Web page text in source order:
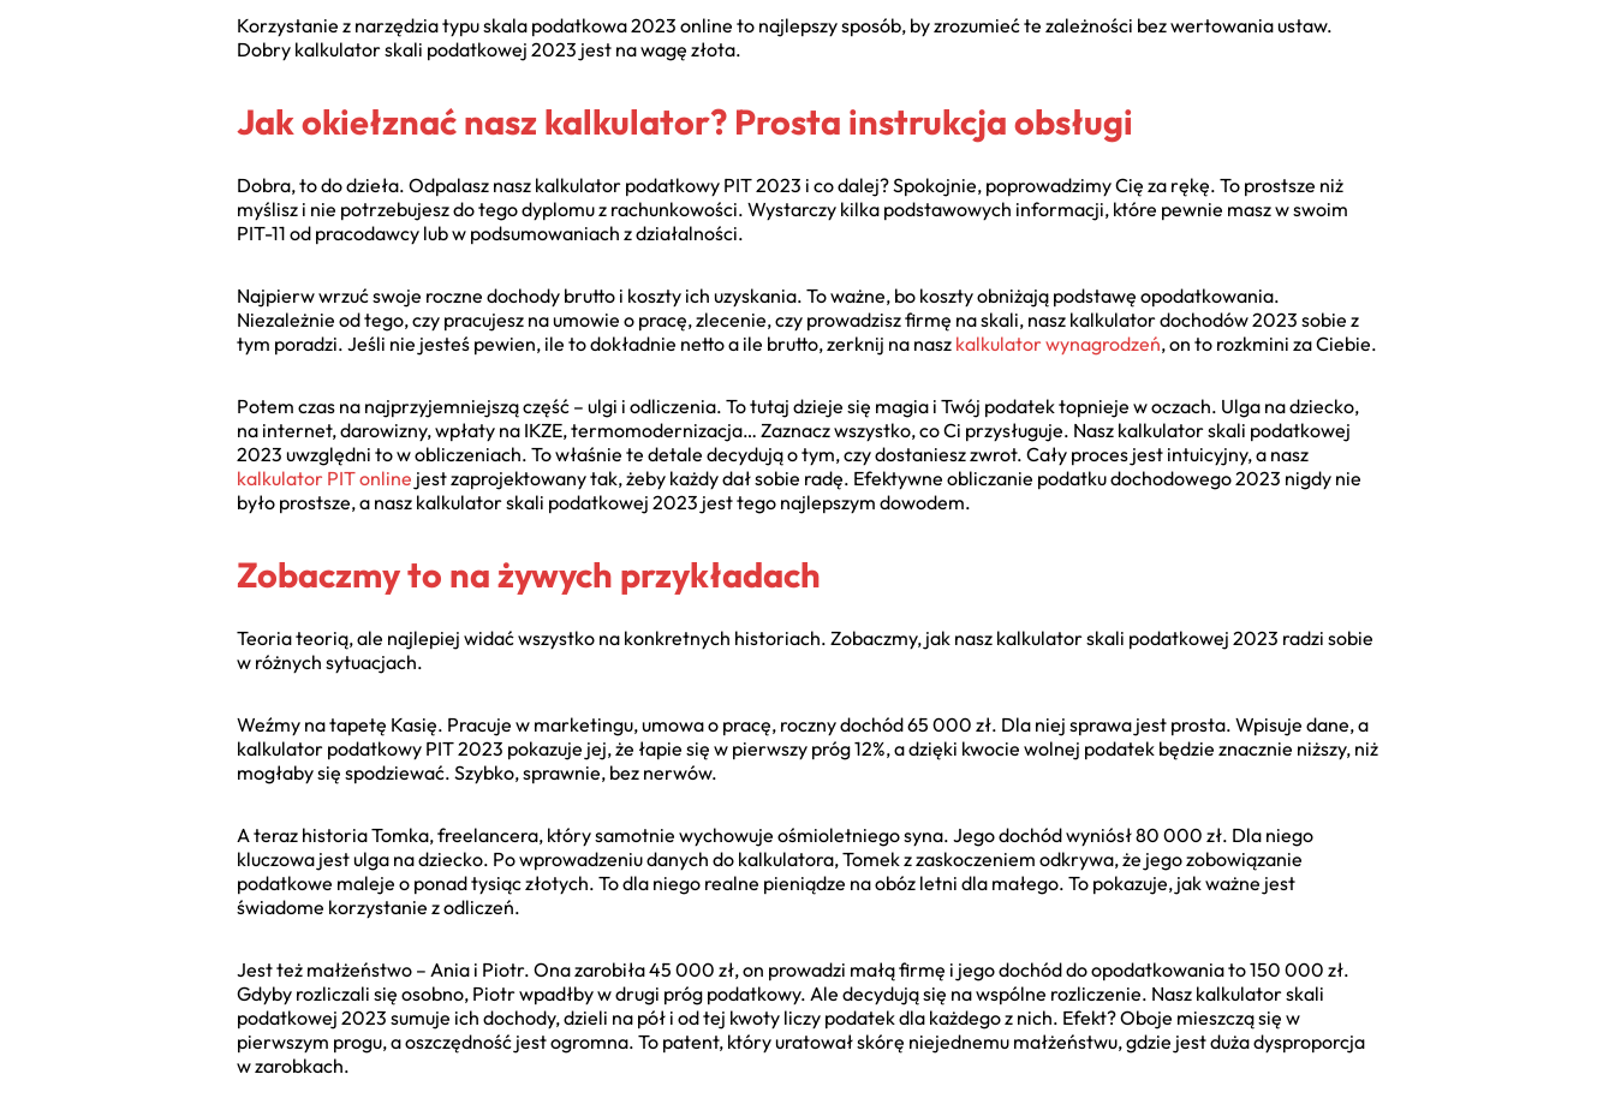
Korzystanie z narzędzia typu skala podatkowa 2023 online to najlepszy sposób, by zrozumieć te zależności bez wertowania ustaw.
Dobry kalkulator skali podatkowej 2023 jest na wagę złota.
Jak okiełznać nasz kalkulator? Prosta instrukcja obsługi
Dobra, to do dzieła. Odpalasz nasz kalkulator podatkowy PIT 2023 i co dalej? Spokojnie, poprowadzimy Cię za rękę. To prostsze niż
myślisz i nie potrzebujesz do tego dyplomu z rachunkowości. Wystarczy kilka podstawowych informacji, które pewnie masz w swoim
PIT-11 od pracodawcy lub w podsumowaniach z działalności.
Najpierw wrzuć swoje roczne dochody brutto i koszty ich uzyskania. To ważne, bo koszty obniżają podstawę opodatkowania.
Niezależnie od tego, czy pracujesz na umowie o pracę, zlecenie, czy prowadzisz firmę na skali, nasz kalkulator dochodów 2023 sobie z
tym poradzi. Jeśli nie jesteś pewien, ile to dokładnie netto a ile brutto, zerknij na nasz kalkulator wynagrodzeń, on to rozkmini za Ciebie.
Potem czas na najprzyjemniejszą część – ulgi i odliczenia. To tutaj dzieje się magia i Twój podatek topnieje w oczach. Ulga na dziecko,
na internet, darowizny, wpłaty na IKZE, termomodernizacja… Zaznacz wszystko, co Ci przysługuje. Nasz kalkulator skali podatkowej
2023 uwzględni to w obliczeniach. To właśnie te detale decydują o tym, czy dostaniesz zwrot. Cały proces jest intuicyjny, a nasz
kalkulator PIT online jest zaprojektowany tak, żeby każdy dał sobie radę. Efektywne obliczanie podatku dochodowego 2023 nigdy nie
było prostsze, a nasz kalkulator skali podatkowej 2023 jest tego najlepszym dowodem.
Zobaczmy to na żywych przykładach
Teoria teorią, ale najlepiej widać wszystko na konkretnych historiach. Zobaczmy, jak nasz kalkulator skali podatkowej 2023 radzi sobie
w różnych sytuacjach.
Weźmy na tapetę Kasię. Pracuje w marketingu, umowa o pracę, roczny dochód 65 000 zł. Dla niej sprawa jest prosta. Wpisuje dane, a
kalkulator podatkowy PIT 2023 pokazuje jej, że łapie się w pierwszy próg 12%, a dzięki kwocie wolnej podatek będzie znacznie niższy, niż
mogłaby się spodziewać. Szybko, sprawnie, bez nerwów.
A teraz historia Tomka, freelancera, który samotnie wychowuje ośmioletniego syna. Jego dochód wyniósł 80 000 zł. Dla niego
kluczowa jest ulga na dziecko. Po wprowadzeniu danych do kalkulatora, Tomek z zaskoczeniem odkrywa, że jego zobowiązanie
podatkowe maleje o ponad tysiąc złotych. To dla niego realne pieniądze na obóz letni dla małego. To pokazuje, jak ważne jest
świadome korzystanie z odliczeń.
Jest też małżeństwo – Ania i Piotr. Ona zarobiła 45 000 zł, on prowadzi małą firmę i jego dochód do opodatkowania to 150 000 zł.
Gdyby rozliczali się osobno, Piotr wpadłby w drugi próg podatkowy. Ale decydują się na wspólne rozliczenie. Nasz kalkulator skali
podatkowej 2023 sumuje ich dochody, dzieli na pół i od tej kwoty liczy podatek dla każdego z nich. Efekt? Oboje mieszczą się w
pierwszym progu, a oszczędność jest ogromna. To patent, który uratował skórę niejednemu małżeństwu, gdzie jest duża dysproporcja
w zarobkach.